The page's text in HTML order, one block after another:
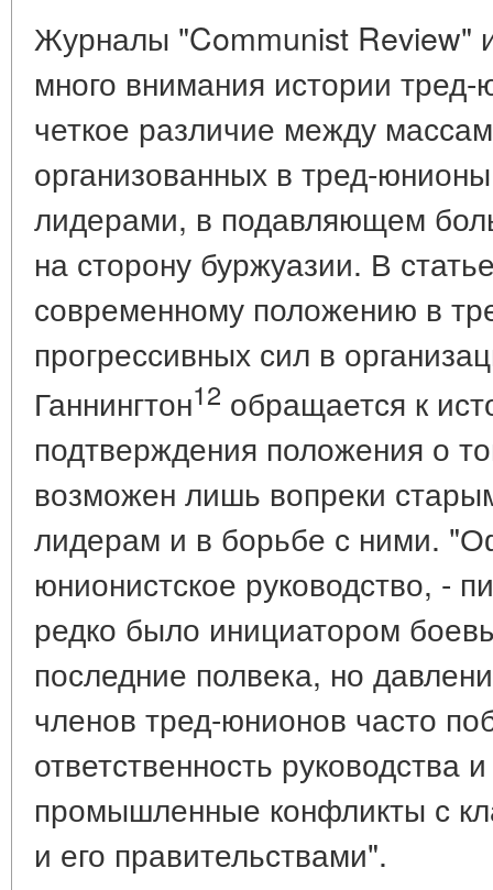
Журналы "Communist Review"
много внимания истории
четкое различие между
организованных в тред-
лидерами, в подавляющем
на сторону буржуазии. В
современному положению в
прогрессивных сил в
Ганнингтон12 обращается к
подтверждения положения о
возможен лишь вопреки
лидерам и в борьбе с ними.
юнионистское руководство, -
редко было инициатором
последние полвека, но
членов тред-юнионов часто
ответственность руководства
промышленные конфликты с
и его правительствами".